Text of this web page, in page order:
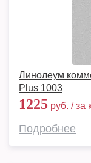
Линолеум
Plus 1003
1225 руб. / за
Подробнее